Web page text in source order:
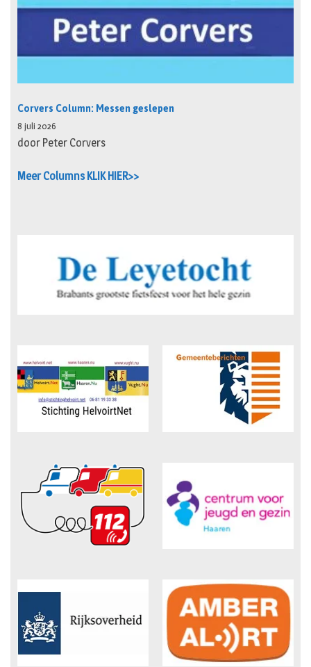
Corvers Column: Messen geslepen
8 juli 2026
door Peter Corvers
Meer Columns KLIK HIER>>